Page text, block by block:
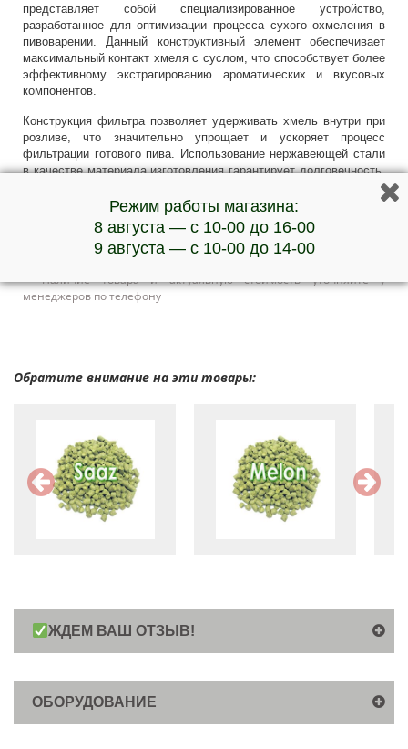
представляет собой специализированное устройство,
разработанное для оптимизации процесса сухого охмеления в
пивоварении. Данный конструктивный элемент обеспечивает
максимальный контакт хмеля с суслом, что способствует более
эффективному экстрагированию ароматических и вкусовых
компонентов.
Конструкция фильтра позволяет удерживать хмель внутри при
розливе, что значительно упрощает и ускоряет процесс
фильтрации готового пива. Использование нержавеющей стали
в качестве материала изготовления гарантирует долговечность,
устойчивость к коррозии и гигиеничность устройства, что
соответствует высоким стандартам качества в пивоваренной
промышленности.
Фильтр корзина 7х18.
***Наличие товара и актуальную стоимость уточняйте у
менеджеров по телефону
Обратите внимание на эти товары:
ЖДЕМ ВАШ ОТЗЫВ!
ОБОРУДОВАНИЕ
Режим работы магазина:
8 августа — с 10-00 до 16-00
9 августа — с 10-00 до 14-00